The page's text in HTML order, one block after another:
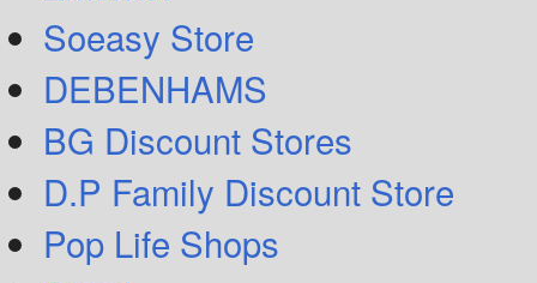
Soeasy Store
DEBENHAMS
BG Discount Stores
D.P Family Discount Store
Pop Life Shops